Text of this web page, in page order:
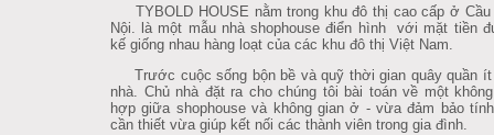
TYBOLD HOUSE nằm trong khu đô thị cao cấp ở Cầu
Nội. là một mẫu nhà shophouse điển hình với mặt tiền
kế giống nhau hàng loạt của các khu đô thị Việt Nam.
Trước cuộc sống bộn bề và quỹ thời gian quây quần ít
nhà. Chủ nhà đặt ra cho chúng tôi bài toán về một
hợp giữa shophouse và không gian ở - vừa đảm bảo
cần thiết vừa giúp kết nối các thành viên trong gia đình.